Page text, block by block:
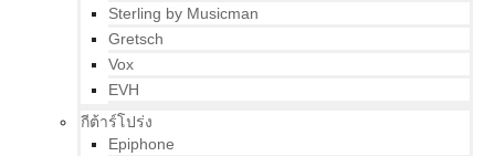
Sterling by Musicman
Gretsch
Vox
EVH
กีต้าร์โปร่ง
Epiphone